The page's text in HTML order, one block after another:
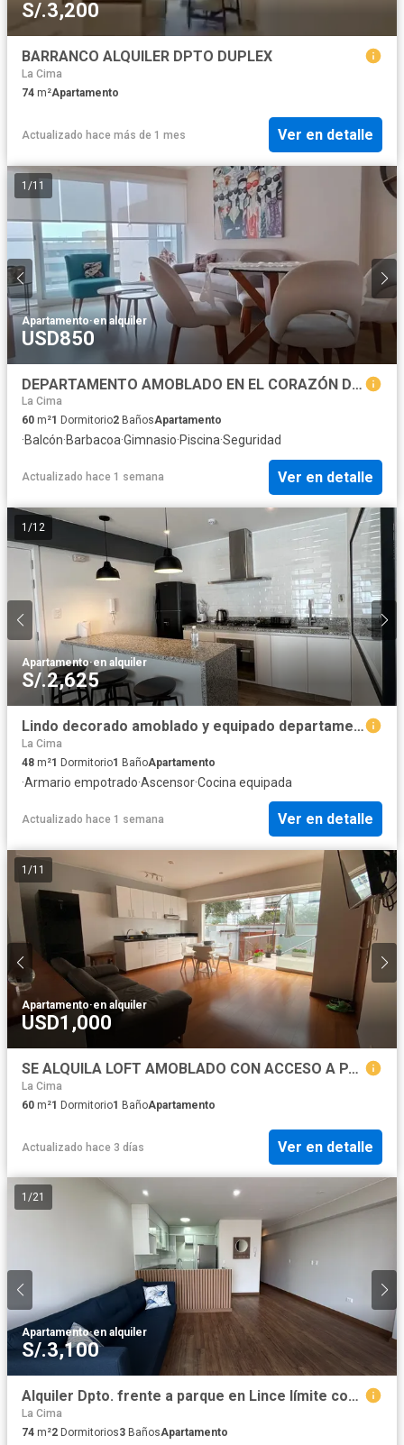
S/.3,200
BARRANCO ALQUILER DPTO DUPLEX
La Cima
74 m²Apartamento
Actualizado hace más de 1 mes Ver en detalle
1 /11
Apartamento·en alquiler
USD850
DEPARTAMENTO AMOBLADO EN EL CORAZÓN DE MIRAFLORES
La Cima
60 m²1 Dormitorio2 BañosApartamento
·Balcón·Barbacoa·Gimnasio·Piscina·Seguridad
Actualizado hace 1 semana Ver en detalle
1 /12
Apartamento·en alquiler
S/.2,625
Lindo decorado amoblado y equipado departamento barranco
La Cima
48 m²1 Dormitorio1 BañoApartamento
·Armario empotrado·Ascensor·Cocina equipada
Actualizado hace 1 semana Ver en detalle
1 /11
Apartamento·en alquiler
USD1,000
SE ALQUILA LOFT AMOBLADO CON ACCESO A PARQUE PRIVADO EN MIRAFLORES
La Cima
60 m²1 Dormitorio1 BañoApartamento
Actualizado hace 3 días Ver en detalle
1 /21
Apartamento·en alquiler
S/.3,100
Alquiler Dpto. frente a parque en Lince límite con San Isidro!!
La Cima
74 m²2 Dormitorios3 BañosApartamento